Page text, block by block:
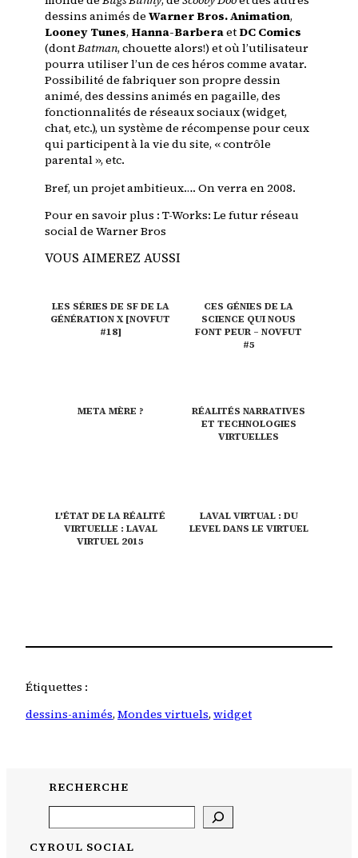
dessins animés de Warner Bros. Animation,
Looney Tunes, Hanna-BarberaetDC Comics
(dontBatman, chouette alors!) et où l’utilisateur
pourra utiliser l’un de ces héros comme avatar.
Possibilité de fabriquer son propre dessin
animé, des dessins animés en pagaille, des
fonctionnalités de réseaux sociaux (widget,
chat, etc.), un système de récompense pour ceux
qui participent à la vie du site, « contrôle
parental », etc.
Bref, un projet ambitieux…. On verra en 2008.
Pour en savoir plus : T-Works: Le futur réseau
social de Warner Bros
VOUS AIMEREZ AUSSI
LES SÉRIES DE SF DE LA
GÉNÉRATION X [NOVFUT
#18]
CES GÉNIES DE LA
SCIENCE QUI NOUS
FONT PEUR – NOVFUT
#5
META MÈRE ?
RÉALITÉS NARRATIVES
ET TECHNOLOGIES
VIRTUELLES
L'ÉTAT DE LA RÉALITÉ
VIRTUELLE : LAVAL
VIRTUEL 2015
LAVAL VIRTUAL : DU
LEVEL DANS LE VIRTUEL
Étiquettes :
dessins-animés, Mondes virtuels, widget
RECHERCHE
CYROUL SOCIAL